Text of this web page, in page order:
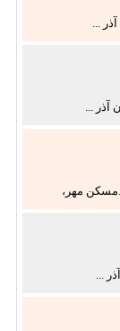
...
آذر ...
.مسکن مهر،
...